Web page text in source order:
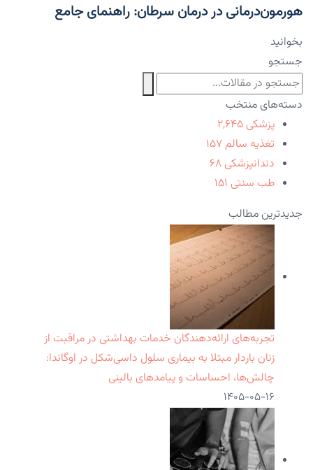
هورمون‌درمانی در درمان سرطان: راهنمای جامع
بخوانید
جستجو
دسته‌های منتخب
پزشکی ۲,۶۴۵
تغذیه سالم ۱۵۷
دندانپزشکی ۶۸
طب سنتی ۱۵۱
جدیدترین مطالب
تجربه‌های ارائه‌دهندگان خدمات بهداشتی در مراقبت از
زنان باردار مبتلا به بیماری سلول داسی‌شکل در اوگاندا:
چالش‌ها، احساسات و پیامدهای بالینی
۱۴۰۵-۰۵-۱۶